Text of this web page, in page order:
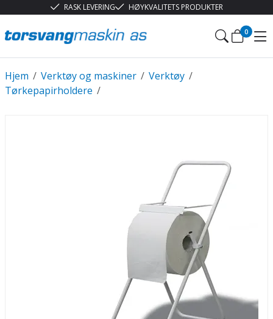
RASK LEVERING HØYKVALITETS PRODUKTER
0
/
Hjem /
Verktøy og maskiner /
Verktøy
/
Tørkepapirholdere